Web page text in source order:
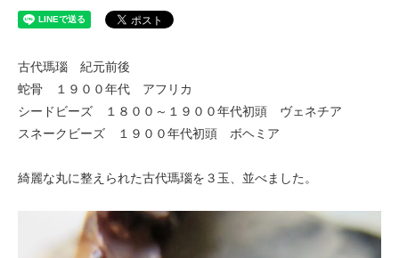
古代瑪瑙 紀元前後
蛇骨 １９００年代 アフリカ
シードビーズ １８００～１９００年代初頭 ヴェネチア
スネークビーズ １９００年代初頭 ボヘミア
綺麗な丸に整えられた古代瑪瑙を３玉、並べました。